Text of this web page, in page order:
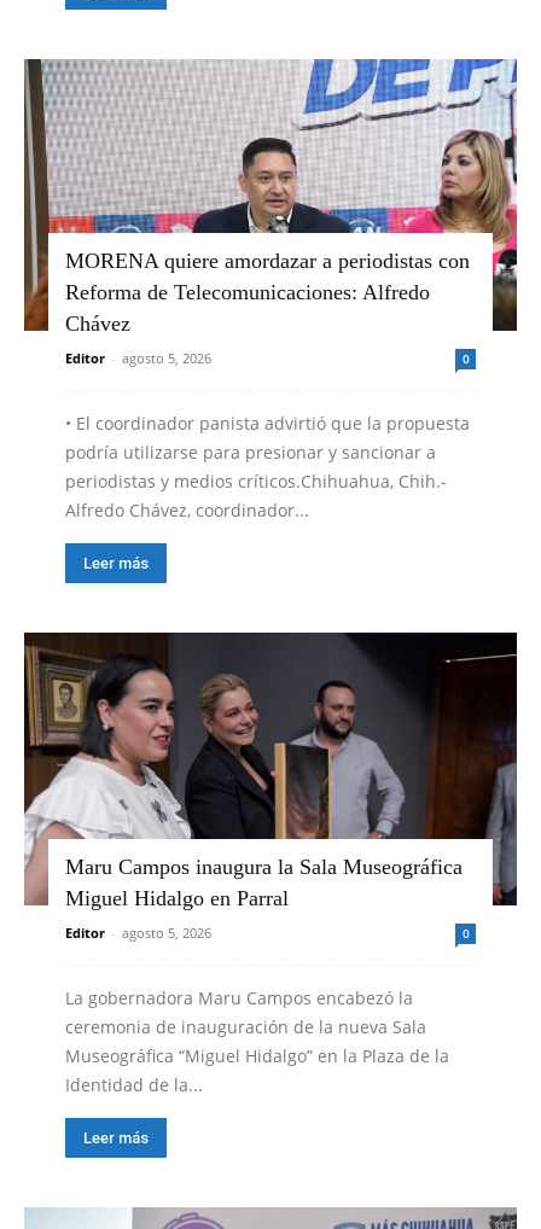
MORENA quiere amordazar a periodistas con
Reforma de Telecomunicaciones: Alfredo
Chávez
Editor - agosto 5, 2026 0
•⁠ ⁠El coordinador panista advirtió que la propuesta
podría utilizarse para presionar y sancionar a
periodistas y medios críticos.Chihuahua, Chih.-
Alfredo Chávez, coordinador...
Leer más
Maru Campos inaugura la Sala Museográfica
Miguel Hidalgo en Parral
Editor - agosto 5, 2026 0
La gobernadora Maru Campos encabezó la
ceremonia de inauguración de la nueva Sala
Museográfica “Miguel Hidalgo” en la Plaza de la
Identidad de la...
Leer más